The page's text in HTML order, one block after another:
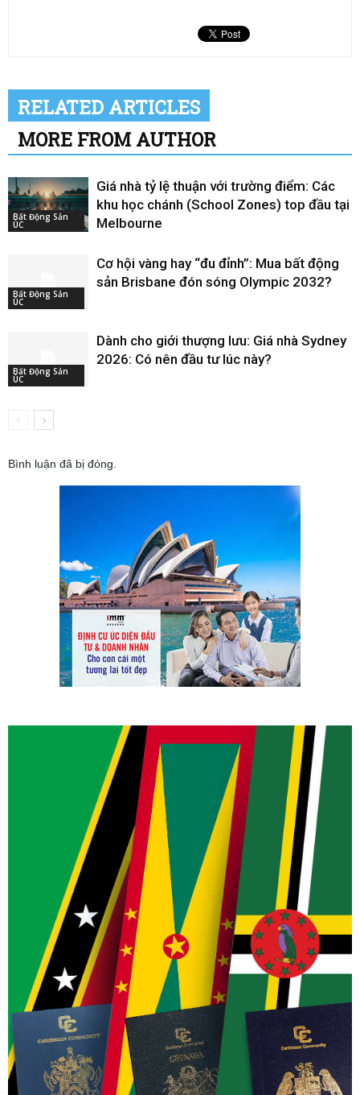
RELATED ARTICLES
MORE FROM AUTHOR
Bất Động Sản
ÚC
Giá nhà tỷ lệ thuận với trường điểm: Các
khu học chánh (School Zones) top đầu tại
Melbourne
Bất Động Sản
ÚC
Cơ hội vàng hay “đu đỉnh”: Mua bất động
sản Brisbane đón sóng Olympic 2032?
Bất Động Sản
ÚC
Dành cho giới thượng lưu: Giá nhà Sydney
2026: Có nên đầu tư lúc này?
Bình luận đã bị đóng.